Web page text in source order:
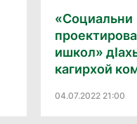
«Социальни
ишкол»
кагирхой
04.07.2022 21:00